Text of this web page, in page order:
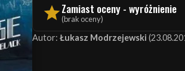
Zamiast oceny - wyróżnienie
(brak oceny)
Autor: Łukasz Modrzejewski